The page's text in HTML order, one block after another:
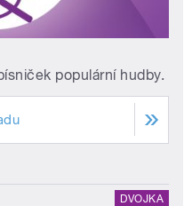
populární hudby.
DVOJKA